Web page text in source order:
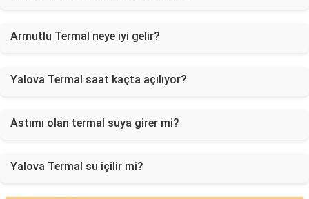
Armutlu Termal neye iyi gelir?
Yalova Termal saat kaçta açılıyor?
Astımı olan termal suya girer mi?
Yalova Termal su içilir mi?